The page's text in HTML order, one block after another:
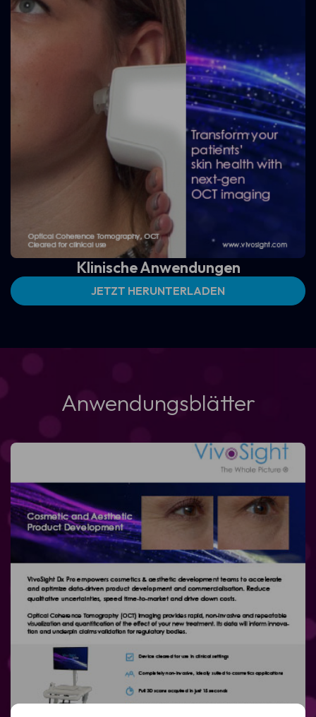
Klinische Anwendungen
JETZT HERUNTERLADEN
Anwendungsblätter
Demo vereinbaren
Erfahren Sie, wie die VivoSight OCT-Bildgebung eine
schnellere und zuverlässigere Hautbeurteilung sowie
eine nicht-invasive BCC-Diagnose ermöglicht.